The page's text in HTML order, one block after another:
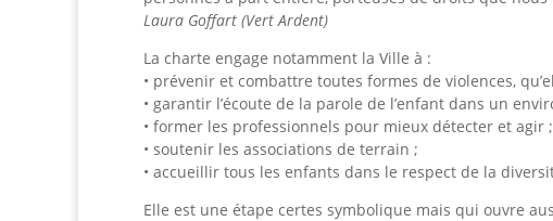
Laura Goffart (Vert Ardent)
La charte engage notamment la Ville à :
• prévenir et combattre toutes formes de violences,
• garantir l’écoute de la parole de l’enfant dans un
• former les professionnels pour mieux détecter et agir ;
• soutenir les associations de terrain ;
• accueillir tous les enfants dans le respect de la
Elle est une étape certes symbolique mais qui ouvre